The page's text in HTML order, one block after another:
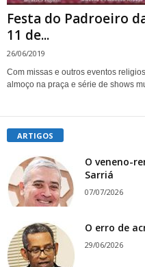
Festa do Padroeiro
11 de...
26/06/2019
Com missas e outros eventos
almoço na praça e série de shows
ARTIGOS
O veneno-
Sarriá
07/07/2026
O erro de
29/06/2026